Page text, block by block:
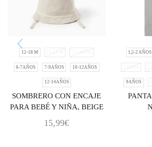
12-18 M 18-24 M 3-5 AÑOS
6-7AÑOS 7-9AÑOS 10-12AÑOS
12-14AÑOS
SOMBRERO CON ENCAJE
PARA BEBÉ Y NIÑA, BEIGE
15,99€
1,5-2 AÑOS
5AÑOS
9AÑOS